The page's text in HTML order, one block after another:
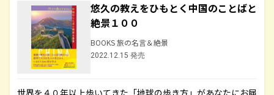
悠久の教えをひもとく中国のことばと
絶景１００
BOOKS 旅の名言＆絶景
2022.12.15 発売
世界を４０年以上歩いてきた「地球の歩き方」があなたにお届